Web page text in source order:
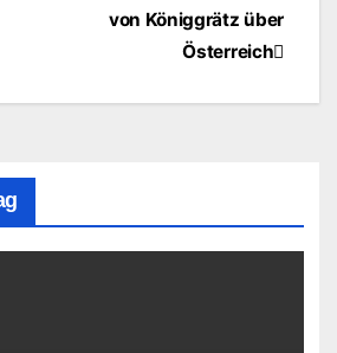
von Königgrätz über
Österreich